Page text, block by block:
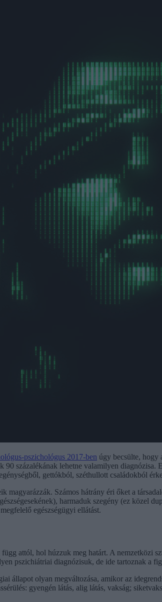
pszichológus 2017-ben úgy becsülte, hogy
százalékának lehetne valamilyen
gettókból, széthullott családokból
magyarázzák. Számos hátrány éri őket a
harmaduk szegény (ez közel
egészségügyi ellátást.
attól, hol húzzuk meg határt. A nemzetközi
pszichiátriai diagnózisuk, de ide tartoznak a
állapot olyan megváltozása, amikor az
gyengén látás, alig látás, vakság;